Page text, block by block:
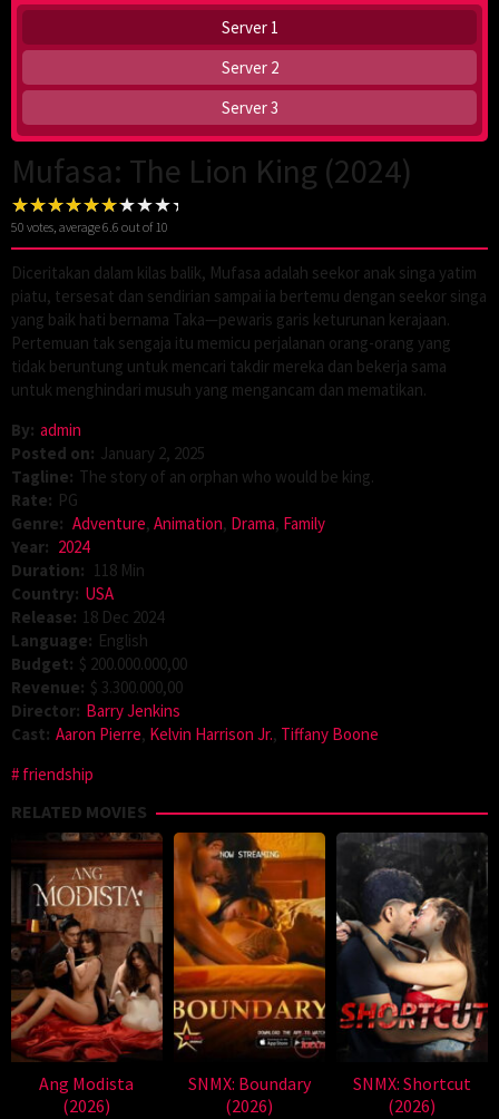
Server 1
Server 2
Server 3
Mufasa: The Lion King (2024)
50 votes, average6.6 out of 10
Diceritakan dalam kilas balik, Mufasa adalah seekor anak singa yatim
piatu, tersesat dan sendirian sampai ia bertemu dengan seekor singa
yang baik hati bernama Taka—pewaris garis keturunan kerajaan.
Pertemuan tak sengaja itu memicu perjalanan orang-orang yang
tidak beruntung untuk mencari takdir mereka dan bekerja sama
untuk menghindari musuh yang mengancam dan mematikan.
By: admin
Posted on: January 2, 2025
Tagline: The story of an orphan who would be king.
Rate: PG
Genre: Adventure, Animation, Drama, Family
Year: 2024
Duration: 118 Min
Country: USA
Release: 18 Dec 2024
Language: English
Budget: $ 200.000.000,00
Revenue: $ 3.300.000,00
Director: Barry Jenkins
Cast: Aaron Pierre, Kelvin Harrison Jr., Tiffany Boone
friendship
RELATED MOVIES
Ang Modista
(2026)
SNMX: Boundary
(2026)
SNMX: Shortcut
(2026)